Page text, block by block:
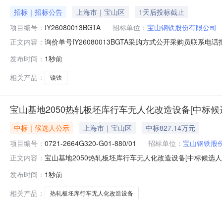
招标｜招标公告 上海市｜宝山区
1天后投标截止
项目编号： IY26080013BGTA 招标单位： 宝山钢铁股份有限公司
正文内容： 询价单号IY26080013BGTA采购方式公开采购员联系电
300000.0元三、商务条款：定价说明：湿公吨。限价类
发布时间： 1秒前
相关产品：
镍铁
宝山基地2050热轧板坯库行车无人化改造设备[中标
中标｜候选人公示 上海市｜宝山区
中标827.14万元
项目编号： 0721-2664G320-G01-880/01 招标单位： 宝山钢铁股
正文内容： 宝山基地2050热轧板坯库行车无人化改造设备[中标候选
人化改造设备的中标候选人，现公示如下：一、评标情
发布时间： 1秒前
相关产品：
热轧板坯库行车无人化改造设备